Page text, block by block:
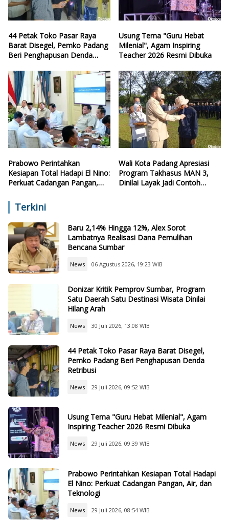
44 Petak Toko Pasar Raya
Barat Disegel, Pemko Padang
Beri Penghapusan Denda
Usung Tema "Guru Hebat
Milenial", Agam Inspiring
Teacher 2026 Resmi Dibuka
Prabowo Perintahkan
Kesiapan Total Hadapi El Nino:
Perkuat Cadangan Pangan,
Wali Kota Padang Apresiasi
Program Takhasus MAN 3,
Dinilai Layak Jadi Contoh
Terkini
Baru 2,14% Hingga 12%, Alex Sorot
Lambatnya Realisasi Dana Pemulihan
Bencana Sumbar
News 06 Agustus 2026, 19:23 WIB
Donizar Kritik Pemprov Sumbar, Program
Satu Daerah Satu Destinasi Wisata Dinilai
Hilang Arah
News 30 Juli 2026, 13:08 WIB
44 Petak Toko Pasar Raya Barat Disegel,
Pemko Padang Beri Penghapusan Denda
Retribusi
News 29 Juli 2026, 09:52 WIB
Usung Tema "Guru Hebat Milenial", Agam
Inspiring Teacher 2026 Resmi Dibuka
News 29 Juli 2026, 09:39 WIB
Prabowo Perintahkan Kesiapan Total Hadapi
El Nino: Perkuat Cadangan Pangan, Air, dan
Teknologi
News 29 Juli 2026, 08:54 WIB